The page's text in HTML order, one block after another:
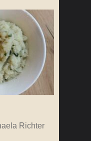
Richter